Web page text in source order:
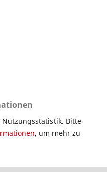
Bitte
, um mehr zu